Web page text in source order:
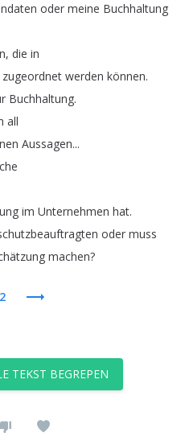
oder meine Buchhaltung
, die in
zugeordnet werden können.
Buchhaltung.
all
Aussagen...
im Unternehmen hat.
oder muss
machen?
2
TEKST BEGREPEN